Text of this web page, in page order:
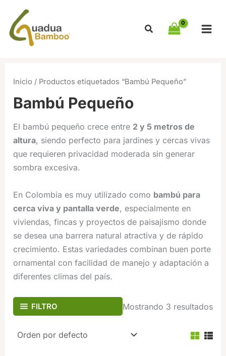
contenido
Inicio / Productos etiquetados “Bambú Pequeño”
Bambú Pequeño
El bambú pequeño crece entre 2 y 5 metros de
altura, siendo perfecto para jardines y cercas vivas
que requieren privacidad moderada sin generar
sombra excesiva.
En Colombia es muy utilizado como bambú para
cerca viva y pantalla verde, especialmente en
viviendas, fincas y proyectos de paisajismo donde
se desea una barrera natural atractiva y de rápido
crecimiento. Estas variedades combinan buen porte
ornamental con facilidad de manejo y adaptación a
diferentes climas del país.
FILTRO Mostrando 3 resultados